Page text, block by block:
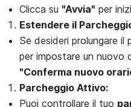
Clicca su "Avvia" per
Estendere il
Se desideri prolungare il
per impostare un nuovo
"Conferma nuovo
Parcheggio Attivo:
Puoi controllare il tuo